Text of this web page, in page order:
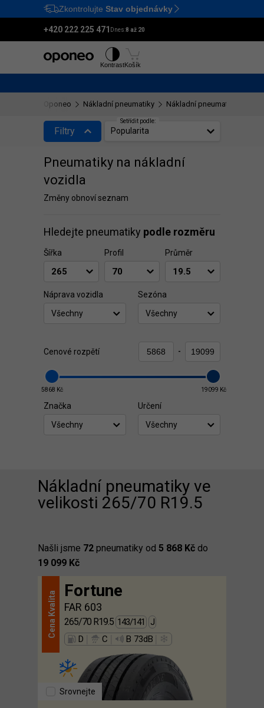
Ctrl M
Zkontrolujte Stav objednávky
+420 222 225 471 Dnes:8 až 20
KontrastKošík
Oponeo Nákladní pneumatiky Nákladní pneumatiky o
Filtry
Pneumatiky na nákladní
vozidla
Změny obnoví seznam
Hledejte pneumatiky podle rozměru
Šířka Profil Průměr
Náprava vozidla
Všechny
Sezóna
Všechny
Cenové rozpětí -
5868 Kč 19099 Kč
Značka
Všechny
Určení
Všechny
Nákladní pneumatiky ve
velikosti 265/70 R19.5
Našli jsme 72 pneumatiky od 5 868 Kč do
19 099 Kč
Setřídit podle:
Popularita
Cena
Kvalita Fortune
FAR 603
265/70 R19.5 143/141
J
D
C B 73dB
Srovnejte